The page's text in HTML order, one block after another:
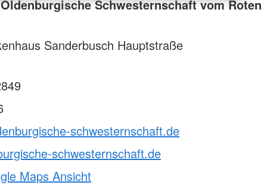
Schwesternschaft vom Roten
Sanderbusch Hauptstraße
schwesternschaft.de
schwesternschaft.de
Maps Ansicht